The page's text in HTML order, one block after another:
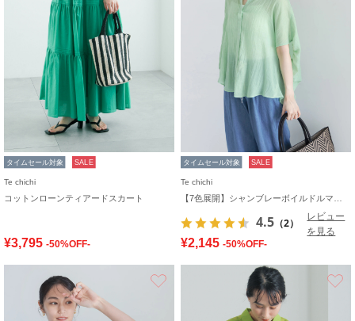
タイムセール対象 SALE
Te chichi
コットンローンティアードスカート
¥3,795 -50%OFF-
タイムセール対象 SALE
Te chichi
4.5 （2）
レビュー
を見る
¥2,145 -50%OFF-